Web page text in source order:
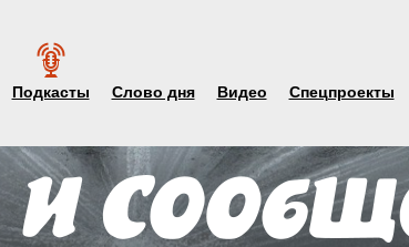
Подкасты Слово дня Видео Спецпроекты